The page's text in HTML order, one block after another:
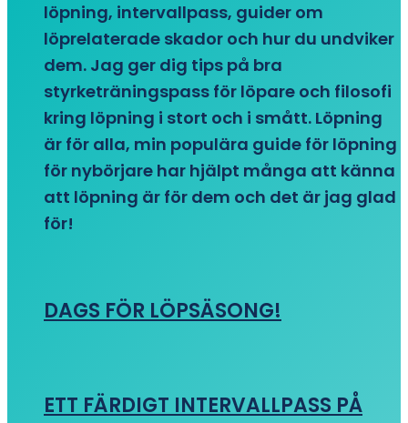
löpning, intervallpass, guider om
löprelaterade skador och hur du undviker
dem. Jag ger dig tips på bra
styrketräningspass för löpare och filosofi
kring löpning i stort och i smått. Löpning
är för alla, min populära guide för löpning
för nybörjare har hjälpt många att känna
att löpning är för dem och det är jag glad
för!
DAGS FÖR LÖPSÄSONG!
ETT FÄRDIGT INTERVALLPASS PÅ